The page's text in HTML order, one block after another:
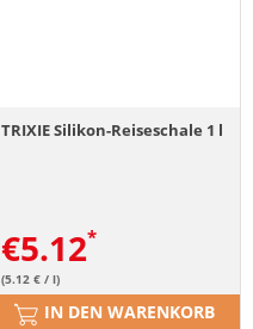
TRIXIE Silikon-Reiseschale 1 l
€5.12
(5.12 € / l)
IN DEN WARENKORB